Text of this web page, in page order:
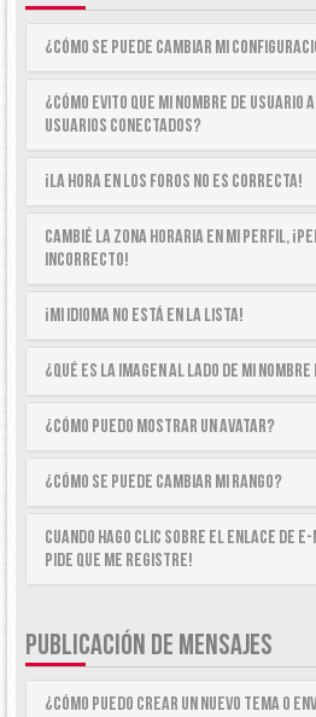
¿Cómo se puede cambiar mi
¿Cómo evito que mi nombre de
usuarios conectados?
¡La hora en los foros no es correcta!
Cambié la zona horaria en mi perfil,
incorrecto!
¡Mi idioma no está en la lista!
¿Qué es la imagen al lado de mi
¿Cómo puedo mostrar un avatar?
¿Cómo se puede cambiar mi rango?
Cuando hago clic sobre el enlace de e-
pide que me registre!
PUBLICACIÓN DE MENSAJES
¿Cómo puedo crear un nuevo tema o